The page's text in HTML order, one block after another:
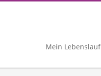
Mein Lebenslauf